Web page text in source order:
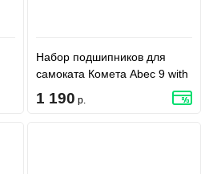
Набор подшипников для
самоката Комета Abec 9 with
Spacers - Gold
1 190 р.